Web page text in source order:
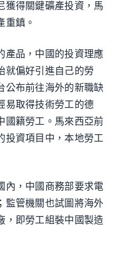
獲得關鍵礦產投資，馬
重鎮。
產品，中國的投資理應
就偏好引進自己的勞
公布前往海外的新職缺
易取得技術勞工的德
國籍勞工。馬來西亞前
投資項目中，本地勞工
內，中國商務部要求電
監管機關也試圖將海外
，即勞工組裝中國製造